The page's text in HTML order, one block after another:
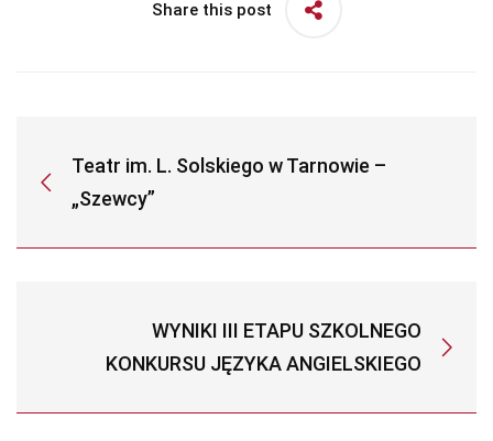
Share this post
Teatr im. L. Solskiego w Tarnowie –
„Szewcy”
WYNIKI III ETAPU SZKOLNEGO
KONKURSU JĘZYKA ANGIELSKIEGO